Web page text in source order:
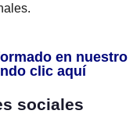
en nuestro
clic aquí
sociales